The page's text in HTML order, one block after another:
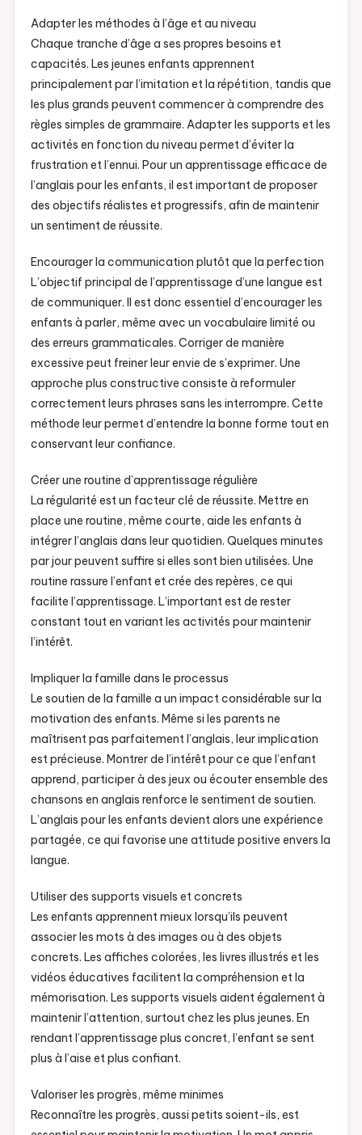
Adapter les méthodes à l’âge et au niveau
Chaque tranche d’âge a ses propres besoins et
capacités. Les jeunes enfants apprennent
principalement par l’imitation et la répétition, tandis que
les plus grands peuvent commencer à comprendre des
règles simples de grammaire. Adapter les supports et les
activités en fonction du niveau permet d’éviter la
frustration et l’ennui. Pour un apprentissage efficace de
l’anglais pour les enfants, il est important de proposer
des objectifs réalistes et progressifs, afin de maintenir
un sentiment de réussite.
Encourager la communication plutôt que la perfection
L’objectif principal de l’apprentissage d’une langue est
de communiquer. Il est donc essentiel d’encourager les
enfants à parler, même avec un vocabulaire limité ou
des erreurs grammaticales. Corriger de manière
excessive peut freiner leur envie de s’exprimer. Une
approche plus constructive consiste à reformuler
correctement leurs phrases sans les interrompre. Cette
méthode leur permet d’entendre la bonne forme tout en
conservant leur confiance.
Créer une routine d’apprentissage régulière
La régularité est un facteur clé de réussite. Mettre en
place une routine, même courte, aide les enfants à
intégrer l’anglais dans leur quotidien. Quelques minutes
par jour peuvent suffire si elles sont bien utilisées. Une
routine rassure l’enfant et crée des repères, ce qui
facilite l’apprentissage. L’important est de rester
constant tout en variant les activités pour maintenir
l’intérêt.
Impliquer la famille dans le processus
Le soutien de la famille a un impact considérable sur la
motivation des enfants. Même si les parents ne
maîtrisent pas parfaitement l’anglais, leur implication
est précieuse. Montrer de l’intérêt pour ce que l’enfant
apprend, participer à des jeux ou écouter ensemble des
chansons en anglais renforce le sentiment de soutien.
L’anglais pour les enfants devient alors une expérience
partagée, ce qui favorise une attitude positive envers la
langue.
Utiliser des supports visuels et concrets
Les enfants apprennent mieux lorsqu’ils peuvent
associer les mots à des images ou à des objets
concrets. Les affiches colorées, les livres illustrés et les
vidéos éducatives facilitent la compréhension et la
mémorisation. Les supports visuels aident également à
maintenir l’attention, surtout chez les plus jeunes. En
rendant l’apprentissage plus concret, l’enfant se sent
plus à l’aise et plus confiant.
Valoriser les progrès, même minimes
Reconnaître les progrès, aussi petits soient-ils, est